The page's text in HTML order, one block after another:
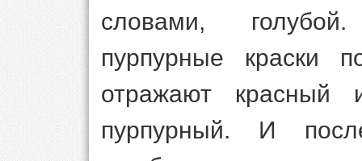
словами,
пурпурные краски
отражают
пурпурный. И